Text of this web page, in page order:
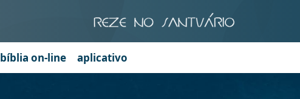
bíblia on-line aplicativo